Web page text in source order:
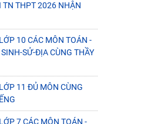
THPT 2026 NHẬN
10 CÁC MÔN TOÁN -
SỬ-ĐỊA CÙNG THẦY
11 ĐỦ MÔN CÙNG
7 CÁC MÔN TOÁN -